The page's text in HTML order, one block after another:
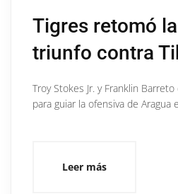
Tigres retomó
triunfo contra
Troy Stokes Jr. y Franklin
para guiar la ofensiva de Aragua
Leer más